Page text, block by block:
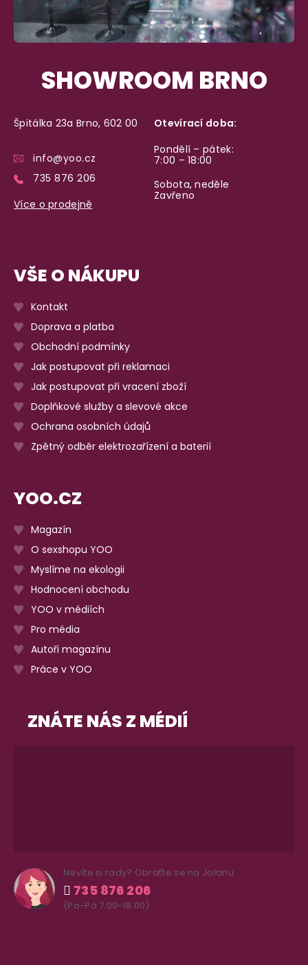
SHOWROOM BRNO
Špitálka 23a Brno, 602 00
info@yoo.cz
735 876 206
Více o prodejně
Otevírací doba:
Pondělí – pátek:
7:00 – 18:00
Sobota, neděle
Zavřeno
VŠE O NÁKUPU
Kontakt
Doprava a platba
Obchodní podmínky
Jak postupovat při reklamaci
Jak postupovat při vracení zboží
Doplňkové služby a slevové akce
Ochrana osobních údajů
Zpětný odběr elektrozařízení a baterií
YOO.CZ
Magazín
O sexshopu YOO
Myslíme na ekologii
Hodnocení obchodu
YOO v médiích
Pro média
Autoři magazínu
Práce v YOO
ZNÁTE NÁS Z MÉDIÍ
Nevíte si rady? Obraťte se na Jolanu
735 876 206
(Po-Pá 7.00-18.00)